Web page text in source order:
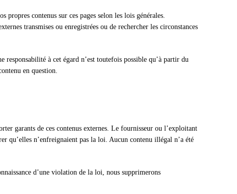
contenus sur ces pages selon les lois générales.
transmises ou enregistrées ou de rechercher les circonstances
à cet égard n’est toutefois possible qu’à partir du
en question.
garants de ces contenus externes. Le fournisseur ou l’exploitant
qu’elles n’enfreignaient pas la loi. Aucun contenu illégal n’a été
d’une violation de la loi, nous supprimerons